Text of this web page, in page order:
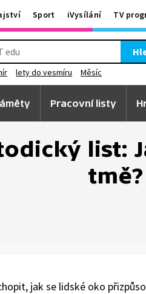
Sport iVysílání TV
lety do vesmíru Měsíc
Pracovní listy
list:
tmě?
jak se lidské oko